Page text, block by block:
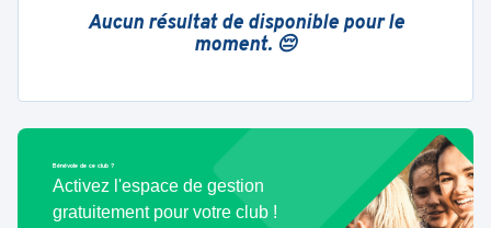
Aucun résultat de disponible pour le
moment. 😔
Bénévole de ce club ?
Activez l'espace de gestion
gratuitement pour votre club !